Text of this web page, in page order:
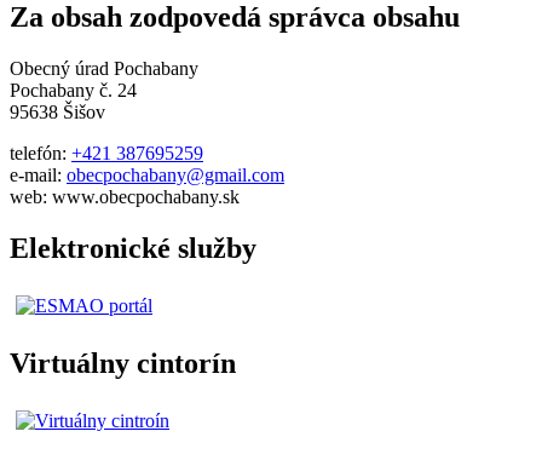
Za obsah zodpovedá správca obsahu
Obecný úrad Pochabany
Pochabany č. 24
95638 Šišov
telefón: +421 387695259
e-mail: obecpochabany@gmail.com
web: www.obecpochabany.sk
Elektronické služby
Virtuálny cintorín